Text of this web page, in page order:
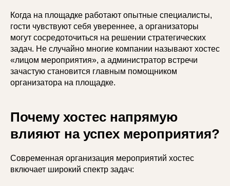
Когда на площадке работают опытные специалисты,
гости чувствуют себя увереннее, а организаторы
могут сосредоточиться на решении стратегических
задач. Не случайно многие компании называют хостес
«лицом мероприятия», а администратор встречи
зачастую становится главным помощником
организатора на площадке.
Почему хостес напрямую
влияют на успех мероприятия?
Современная организация мероприятий хостес
включает широкий спектр задач: